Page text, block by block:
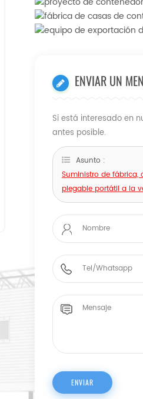
ENVIAR UN
Si está interesado en
antes posible.
Asunto :
Suministro de
plegable portátil a la